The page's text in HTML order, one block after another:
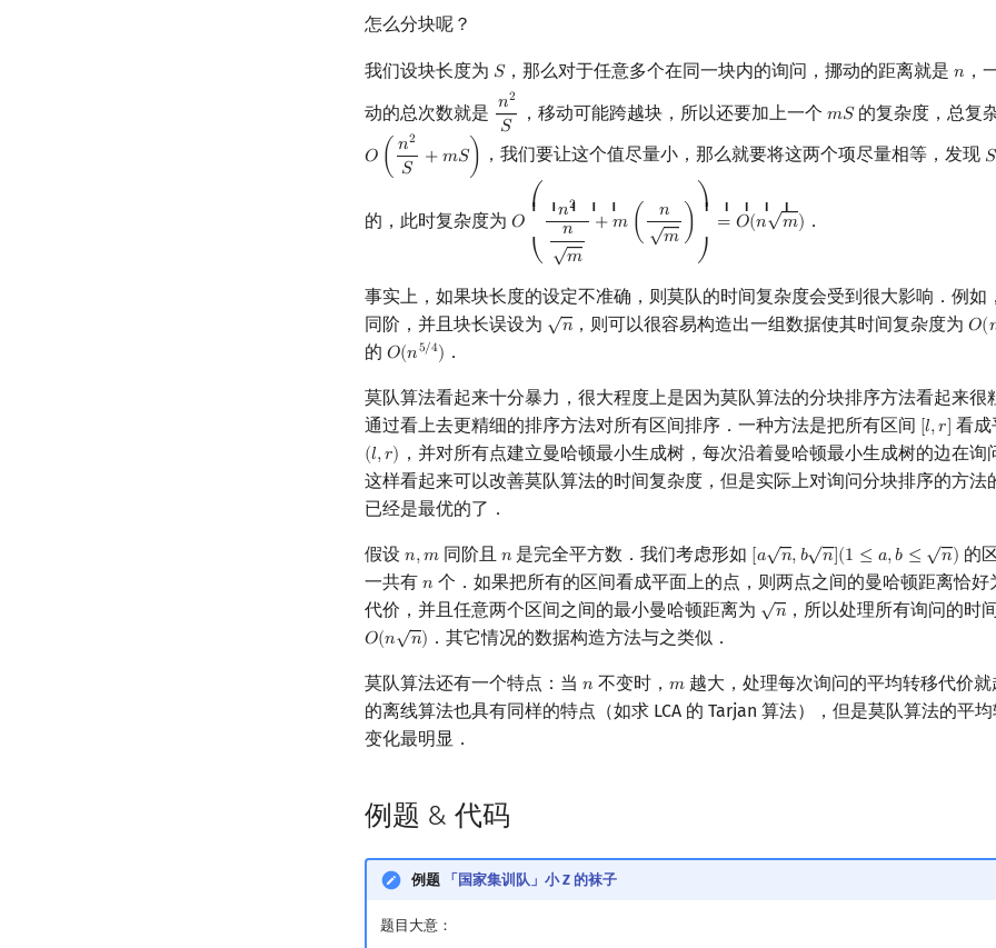
怎么分块呢？
我们设块长度为 𝑆
S，那么对于任意多个在同一块内的询问，挪动的距离就是𝑛
n ，
动的总次数就是 𝑛2
𝑆
n2S ，移动可能跨越块，所以还要加上一个 𝑚𝑆
mS的复杂度，总复
𝑂 ( 𝑛2
𝑆 +𝑚𝑆 )
O( n 2S+ mS) ，我们要让这个值尽量小，那么就要将这两个项尽量相等，发现 𝑆
S
的，此时复杂度为 𝑂
⎛⎜ ⎜ ⎜ ⎜ ⎜
⎝
𝑛2
𝑛
√
𝑚
+𝑚 ( 𝑛
√
𝑚
)
⎞⎟ ⎟ ⎟ ⎟ ⎟
⎠
= 𝑂(𝑛
√
𝑚)
O( 2nm+m(nm ) =O(nm) ．
事实上，如果块长度的设定不准确，则莫队的时间复杂度会受到很大影响．例如
同阶，并且块长误设为
√
𝑛
n ，则可以很容易构造出一组数据使其时间复杂度为𝑂(
O(n
的 𝑂(𝑛5/4)
O(n5/4) ．
莫队算法看起来十分暴力，很大程度上是因为莫队算法的分块排序方法看起来很
通过看上去更精细的排序方法对所有区间排序．一种方法是把所有区间 [𝑙,𝑟]
[l,r] 看成
(𝑙,𝑟)
(l,r)
，并对所有点建立曼哈顿最小生成树，每次沿着曼哈顿最小生成树的边在询
这样看起来可以改善莫队算法的时间复杂度，但是实际上对询问分块排序的方法
已经是最优的了．
假设 𝑛,𝑚
n,m同阶且 𝑛
n 是完全平方数．我们考虑形如 [𝑎
√
𝑛,𝑏
√
𝑛](1 ≤ 𝑎,𝑏 ≤
√
𝑛)
[an,bn](1≤a,b ≤n )
的
一共有 𝑛
n 个．如果把所有的区间看成平面上的点，则两点之间的曼哈顿距离恰好
代价，并且任意两个区间之间的最小曼哈顿距离为
√
𝑛
n ，所以处理所有询问的时
𝑂(𝑛
√
𝑛)
O(nn) ．其它情况的数据构造方法与之类似．
莫队算法还有一个特点：当 𝑛
n 不变时， 𝑚
m越大，处理每次询问的平均转移代价
的离线算法也具有同样的特点（如求 LCA 的 Tarjan 算法），但是莫队算法的平
变化最明显．
例题 & 代码
例题 「国家集训队」小 Z 的袜子
题目大意：